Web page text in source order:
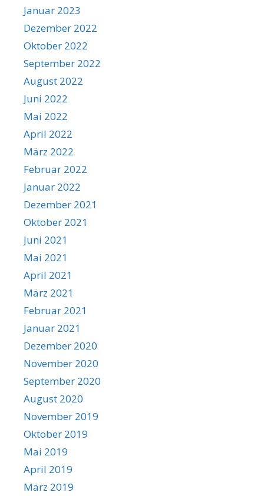
Januar 2023
Dezember 2022
Oktober 2022
September 2022
August 2022
Juni 2022
Mai 2022
April 2022
März 2022
Februar 2022
Januar 2022
Dezember 2021
Oktober 2021
Juni 2021
Mai 2021
April 2021
März 2021
Februar 2021
Januar 2021
Dezember 2020
November 2020
September 2020
August 2020
November 2019
Oktober 2019
Mai 2019
April 2019
März 2019